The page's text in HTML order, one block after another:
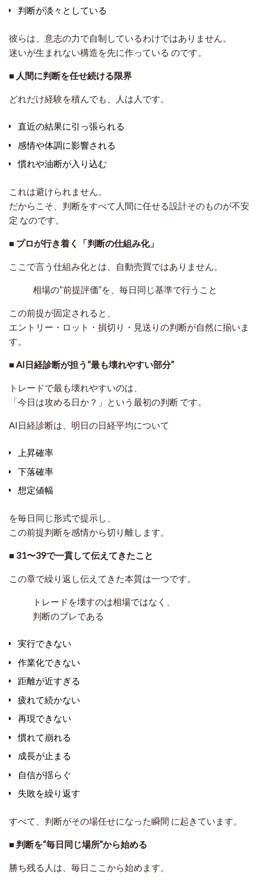
判断が淡々としている
彼らは、意志の力で自制しているわけではありません。
迷いが生まれない構造を先に作っている のです。
■ 人間に判断を任せ続ける限界
どれだけ経験を積んでも、人は人です。
直近の結果に引っ張られる
感情や体調に影響される
慣れや油断が入り込む
これは避けられません。
だからこそ、 判断をすべて人間に任せる設計そのものが不安
定 なのです。
■ プロが行き着く「判断の仕組み化」
ここで言う仕組み化とは、自動売買ではありません。
相場の“前提評価”を、毎日同じ基準で行うこと
この前提が固定されると、
エントリー・ロット・損切り・見送りの判断が自然に揃いま
す。
■ AI日経診断が担う“最も壊れやすい部分”
トレードで最も壊れやすいのは、
「今日は攻める日か？」という最初の判断 です。
AI日経診断は、明日の日経平均について
上昇確率
下落確率
想定値幅
を毎日同じ形式で提示し、
この前提判断を感情から切り離します
■ 31〜39で一貫して伝えてきたこと
この章で繰り返し伝えてきた本質は一つです。
トレードを壊すのは相場ではなく、
判断のブレである
実行できない
作業化できない
距離が近すぎる
疲れて続かない
再現できない
慣れて崩れる
成長が止まる
自信が揺らぐ
失敗を繰り返す
すべて、 判断がその場任せになった瞬間 に起きています。
■ 判断を“毎日同じ場所”から始める
勝ち残る人は、毎日ここから始めます。